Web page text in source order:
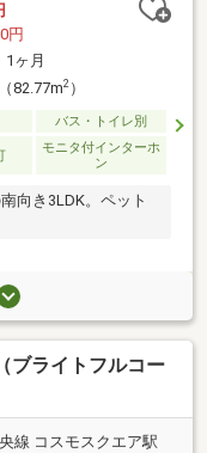
円
1ヶ月
82.77m2）
バス・トイレ別
モニタ付インターホ
ン
向き3LDK。ペット
ブライトフルコー
線 コスモスクエア駅